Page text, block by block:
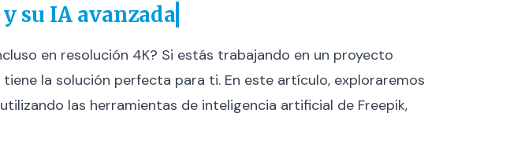
su IA avanzada
en resolución 4K? Si estás trabajando en un proyecto
la solución perfecta para ti. En este artículo, exploraremos
las herramientas de inteligencia artificial de Freepik,